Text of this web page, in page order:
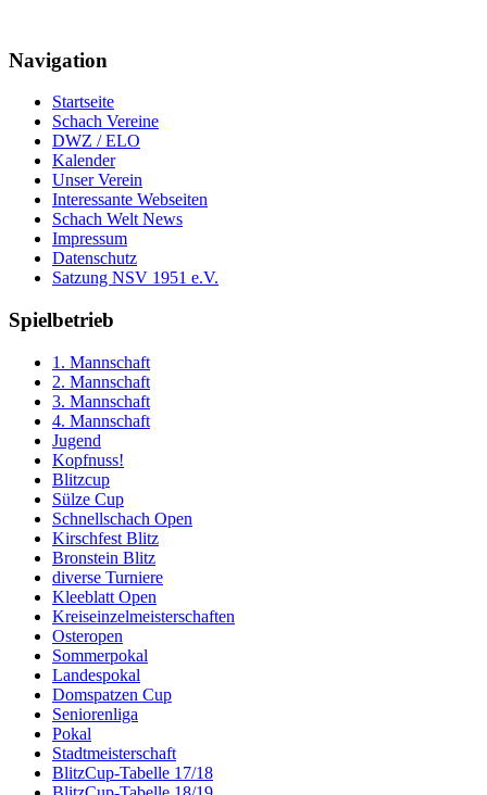
Navigation
Startseite
Schach Vereine
DWZ / ELO
Kalender
Unser Verein
Interessante Webseiten
Schach Welt News
Impressum
Datenschutz
Satzung NSV 1951 e.V.
Spielbetrieb
1. Mannschaft
2. Mannschaft
3. Mannschaft
4. Mannschaft
Jugend
Kopfnuss!
Blitzcup
Sülze Cup
Schnellschach Open
Kirschfest Blitz
Bronstein Blitz
diverse Turniere
Kleeblatt Open
Kreiseinzelmeisterschaften
Osteropen
Sommerpokal
Landespokal
Domspatzen Cup
Seniorenliga
Pokal
Stadtmeisterschaft
BlitzCup-Tabelle 17/18